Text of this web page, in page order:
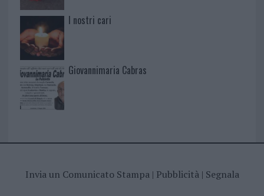
I nostri cari
Giovannimaria Cabras
Invia un Comunicato Stampa| Pubblicità| Segnala